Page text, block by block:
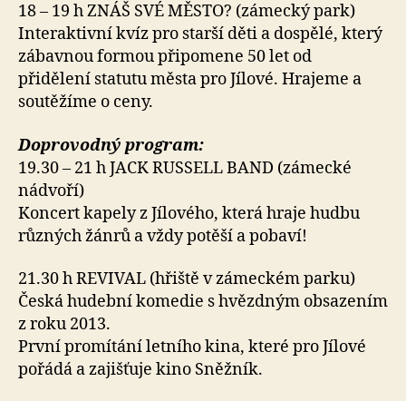
18 – 19 h ZNÁŠ SVÉ MĚSTO? (zámecký park)
Interaktivní kvíz pro starší děti a dospělé, který
zábavnou formou připomene 50 let od
přidělení statutu města pro Jílové. Hrajeme a
soutěžíme o ceny.
Doprovodný program:
19.30 – 21 h JACK RUSSELL BAND (zámecké
nádvoří)
Koncert kapely z Jílového, která hraje hudbu
různých žánrů a vždy potěší a pobaví!
21.30 h REVIVAL (hřiště v zámeckém parku)
Česká hudební komedie s hvězdným obsazením
z roku 2013.
První promítání letního kina, které pro Jílové
pořádá a zajišťuje kino Sněžník.